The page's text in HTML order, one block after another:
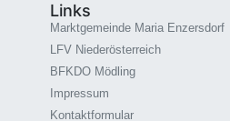
Links
Marktgemeinde Maria Enzersdorf
LFV Niederösterreich
BFKDO Mödling
Impressum
Kontaktformular